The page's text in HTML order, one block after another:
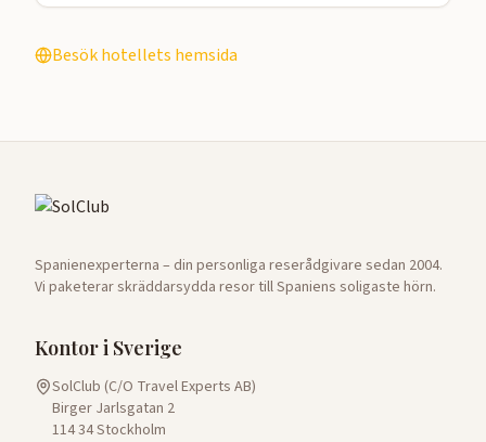
Besök hotellets hemsida
Spanienexperterna – din personliga reserådgivare sedan 2004.
Vi paketerar skräddarsydda resor till Spaniens soligaste hörn.
Kontor i Sverige
SolClub (C/O Travel Experts AB)
Birger Jarlsgatan 2
114 34 Stockholm